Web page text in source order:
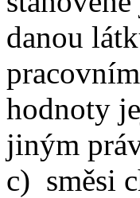
danou
hodnoty
jiným
c) směsi